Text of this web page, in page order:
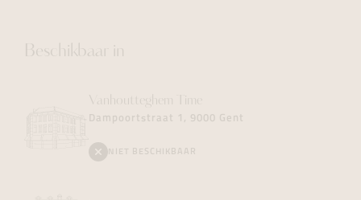
Beschikbaar in
Vanhoutteghem Time
Dampoortstraat 1, 9000 Gent
NIET BESCHIKBAAR